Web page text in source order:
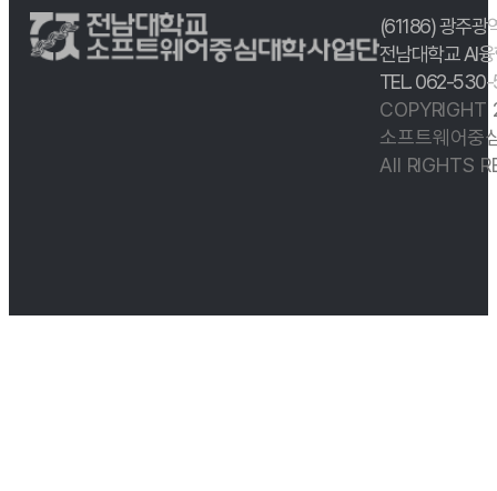
(61186) 광주광
전남대학교 AI
TEL. 062-
COPYRIGHT
소프트웨어중
All RIGHTS